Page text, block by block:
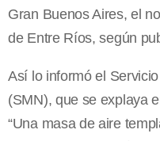
Gran Buenos Aires, el
de Entre Ríos, según
Así lo informó el
(SMN), que se explaya
“Una masa de aire